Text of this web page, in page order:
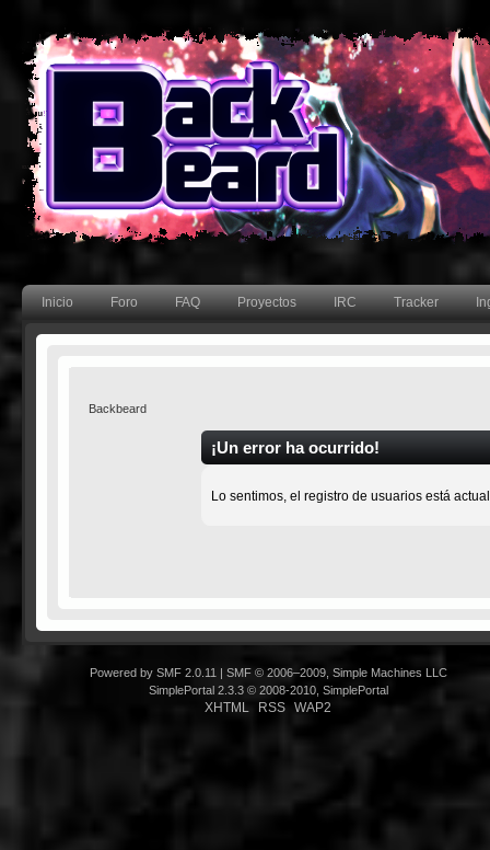
Inicio Foro FAQ Proyectos IRC Tracker
Backbeard
¡Un error ha ocurrido!
Lo sentimos, el registro de usuarios está
Powered by SMF 2.0.11
SMF © 2006–2009, Simple Machines LLC
SimplePortal 2.3.3 © 2008-2010, SimplePortal
XHTML RSS WAP2